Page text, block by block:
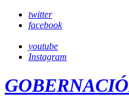
twitter
facebook
youtube
Instagram